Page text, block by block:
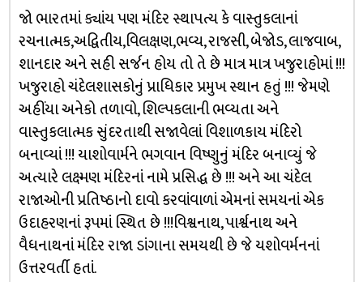
જો ભારતમાં ક્યાંય પણ મંદિર સ્થાપત્ય કે વાસ્તુકલાનાં
રચનાત્મક,અદ્વિતીય,વિલક્ષણ,ભવ્ય, રાજસી, બેજોડ, લાજવાબ,
શાનદાર અને સહી સર્જન હોય તો તે છે માત્ર માત્ર ખજુરાહોમાં !!!
ખજુરાહો ચંદેલશાસકોનું પ્રાધિકાર પ્રમુખ સ્થાન હતું !!! જેમણે
અહીંયા અનેકો તળાવો, શિલ્પકલાની ભવ્યતા અને
વાસ્તુકલાત્મક સુંદરતાથી સજાવેલાં વિશાળકાય મંદિરો
બનાવ્યાં !!! યાશોવાર્મને ભગવાન વિષ્ણુનું મંદિર બનાવ્યું જે
અત્યારે લક્ષ્મણ મંદિરનાં નામે પ્રસિદ્ધ છે !!! અને આ ચંદેલ
રાજાઓની પ્રતિષ્ઠાનો દાવો કરવાંવાળાં એમનાં સમયનાં એક
ઉદાહરણનાં રૂપમાં સ્થિત છે !!!વિશ્વનાથ, પાર્શ્વનાથ અને
વૈધનાથનાં મંદિર રાજા ડાંગાના સમયથી છે જે યશોવર્મનનાં
ઉત્તરવર્તી હતાં.